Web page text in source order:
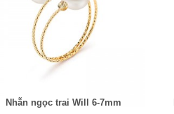
Nhẫn ngọc trai Will 6-7mm